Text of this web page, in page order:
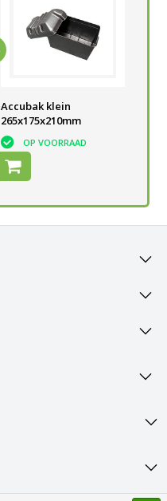
Accubak klein
265x175x210mm
OP VOORRAAD